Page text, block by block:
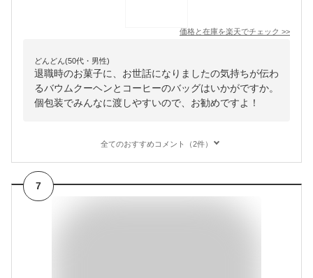
価格と在庫を楽天でチェック >>
どんどん(50代・男性)
退職時のお菓子に、お世話になりましたの気持ちが伝わ
るバウムクーヘンとコーヒーのバッグはいかがですか。
個包装でみんなに渡しやすいので、お勧めですよ！
全てのおすすめコメント（2件）
7